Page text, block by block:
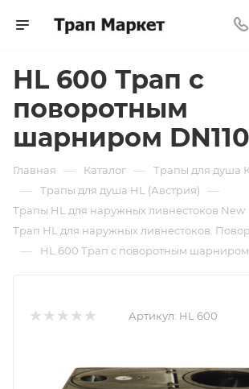
HL 600 Трап с
поворотным
шарниром DN110
Главная — Каталог — Трапы для
— Трапы для душа HL (Австрия) —
Трапы HL для наружных ливнестоков New
Трап HL для наружных ливнестоков.
— HL 600 Трап с поворотным шарниром
Артикул: HL 600